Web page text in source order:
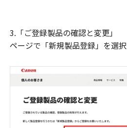
3.「ご登録製品の確認と変更」
ページで「新規製品登録」を選択